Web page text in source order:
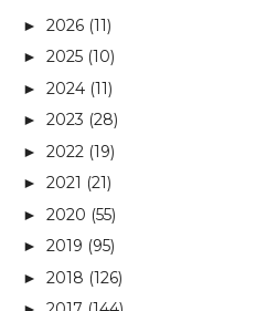
► 2026 (11)
► 2025 (10)
► 2024 (11)
► 2023 (28)
► 2022 (19)
► 2021 (21)
► 2020 (55)
► 2019 (95)
► 2018 (126)